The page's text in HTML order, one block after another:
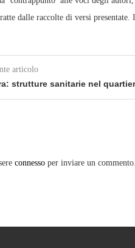
dalle raccolte di versi
articolo
strutture sanitarie nel
connesso per inviare un commento.